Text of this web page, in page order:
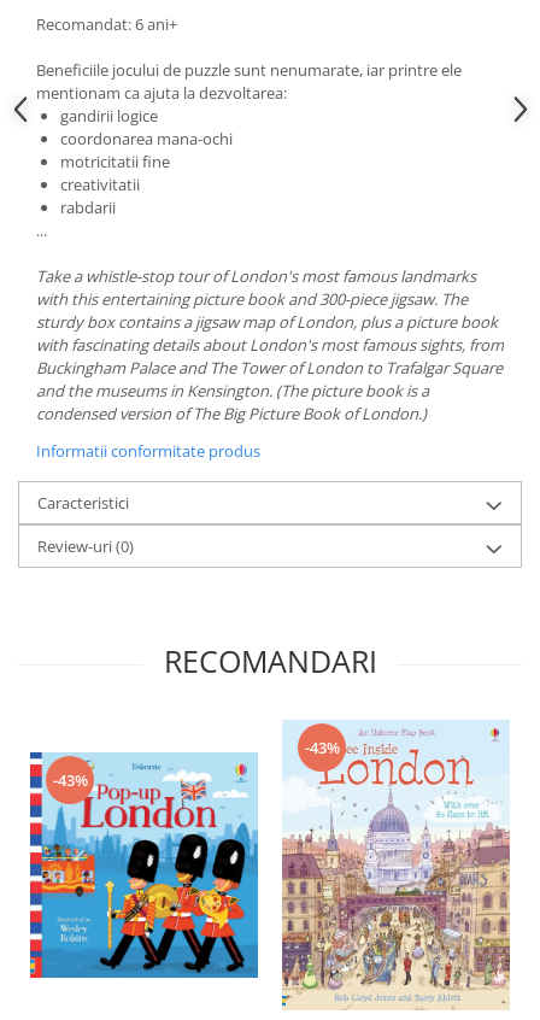
Recomandat: 6 ani+
Beneficiile jocului de puzzle sunt nenumarate, iar printre ele
mentionam ca ajuta la dezvoltarea:
gandirii logice
coordonarea mana-ochi
motricitatii fine
creativitatii
rabdarii
...
Take a whistle-stop tour of London's most famous landmarks
with this entertaining picture book and 300-piece jigsaw. The
sturdy box contains a jigsaw map of London, plus a picture book
with fascinating details about London's most famous sights, from
Buckingham Palace and The Tower of London to Trafalgar Square
and the museums in Kensington. (The picture book is a
condensed version of The Big Picture Book of London.)
Informatii conformitate produs
Caracteristici
Review-uri(0)
RECOMANDARI
-43%
-43%